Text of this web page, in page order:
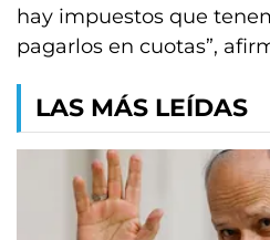
hay impuestos que
pagarlos en cuotas”,
LAS MÁS LEÍDAS